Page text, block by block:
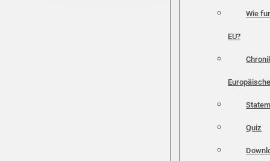
Wie
EU?
Quiz